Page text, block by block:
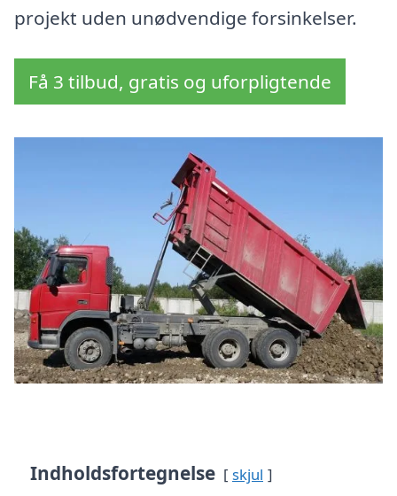
projekt uden unødvendige forsinkelser.
Få 3 tilbud, gratis og uforpligtende
Indholdsfortegnelse skjul